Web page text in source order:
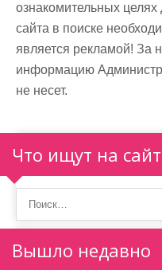
ознакомительных
сайта в поиске
является рекламой! За
информацию
не несет.
Что ищут на
Вышло недавно